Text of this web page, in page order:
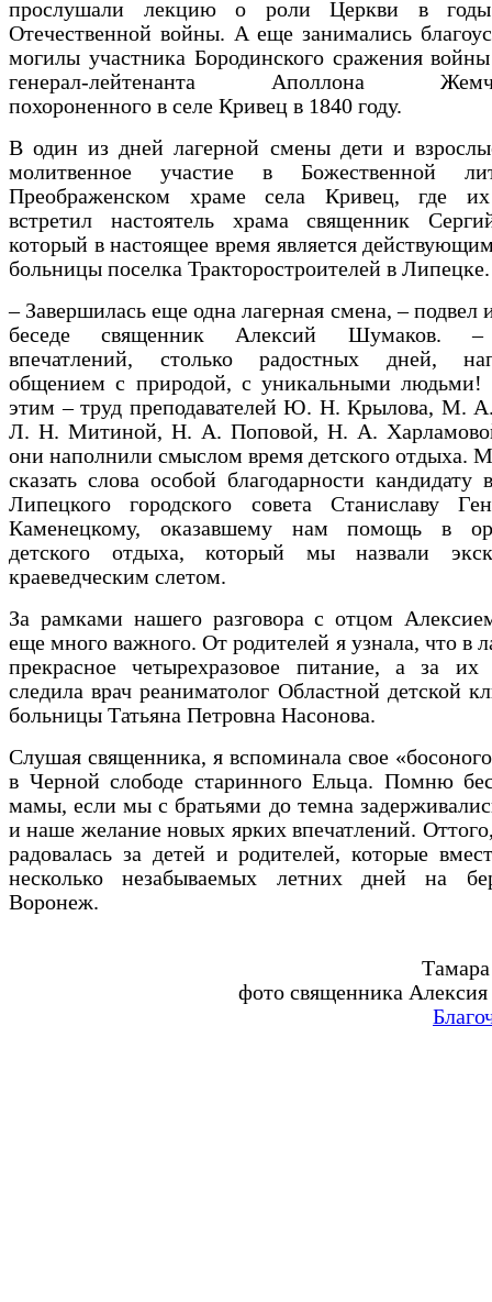
прослушали лекцию о роли Церкви в
Отечественной войны. А еще занимались
могилы участника Бородинского сражения
генерал-лейтенанта Аполлона
похороненного в селе Кривец в 1840 году.
В один из дней лагерной смены дети и
молитвенное участие в Божественной
Преображенском храме села Кривец, где
встретил настоятель храма священник
который в настоящее время является
больницы поселка Тракторостроителей в Липецке.
– Завершилась еще одна лагерная смена, – подвел
беседе священник Алексий Шумаков. –
впечатлений, столько радостных дней,
общением с природой, с уникальными людьми!
этим – труд преподавателей Ю. Н. Крылова, М.
Л. Н. Митиной, Н. А. Поповой, Н. А.
они наполнили смыслом время детского отдыха.
сказать слова особой благодарности кандидату
Липецкого городского совета Станиславу
Каменецкому, оказавшему нам помощь в
детского отдыха, который мы назвали
краеведческим слетом.
За рамками нашего разговора с отцом
еще много важного. От родителей я узнала, что в
прекрасное четырехразовое питание, а за их
следила врач реаниматолог Областной детской
больницы Татьяна Петровна Насонова.
Слушая священника, я вспоминала свое
в Черной слободе старинного Ельца. Помню
мамы, если мы с братьями до темна
и наше желание новых ярких впечатлений.
радовалась за детей и родителей, которые
несколько незабываемых летних дней на
Воронеж.
фото священника